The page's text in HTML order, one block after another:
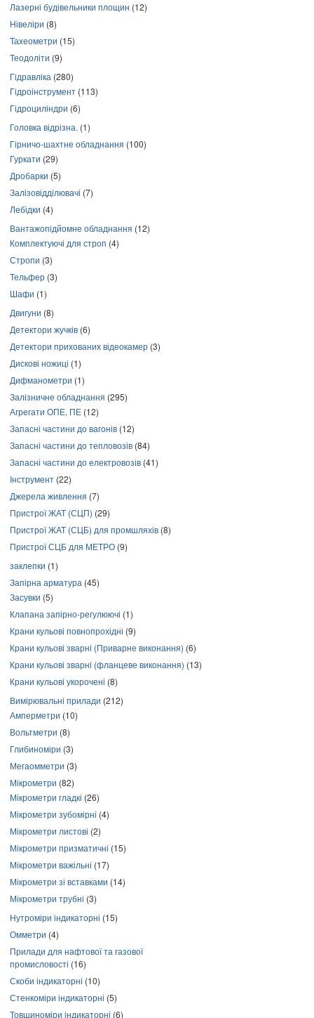
Лазерні будівельники площин (12)
Нівеліри (8)
Тахеометри (15)
Теодоліти (9)
Гідравліка (280)
Гідроінструмент (113)
Гідроциліндри (6)
Головка відрізна. (1)
Гірничо-шахтне обладнання (100)
Гуркати (29)
Дробарки (5)
Залізовідділювачі (7)
Лебідки (4)
Вантажопідйомне обладнання (12)
Комплектуючі для строп (4)
Стропи (3)
Тельфер (3)
Шафи (1)
Двигуни (8)
Детектори жучків (6)
Детектори прихованих відеокамер (3)
Дискові ножиці (1)
Дифманометри (1)
Залізничне обладнання (295)
Агрегати ОПЕ, ПЕ (12)
Запасні частини до вагонів (12)
Запасні частини до тепловозів (84)
Запасні частини до електровозів (41)
Інструмент (22)
Джерела живлення (7)
Пристрої ЖАТ (СЦП) (29)
Пристрої ЖАТ (СЦБ) для промшляхів (8)
Пристрої СЦБ для МЕТРО (9)
заклепки (1)
Запірна арматура (45)
Засувки (5)
Клапана запірно-регулюючі (1)
Крани кульові повнопрохідні (9)
Крани кульові зварні (Приварне виконання) (6)
Крани кульові зварні (фланцеве виконання) (13)
Крани кульові укорочені (8)
Вимірювальні прилади (212)
Амперметри (10)
Вольтметри (8)
Глибиноміри (3)
Мегаомметри (3)
Мікрометри (82)
Мікрометри гладкі (26)
Мікрометри зубомірні (4)
Мікрометри листові (2)
Мікрометри призматичні (15)
Мікрометри важільні (17)
Мікрометри зі вставками (14)
Мікрометри трубні (3)
Нутроміри індикаторні (15)
Омметри (4)
Прилади для нафтової та газової
промисловості (16)
Скоби індикаторні (10)
Стенкоміри індикаторні (5)
Товщиноміри індикаторні (6)